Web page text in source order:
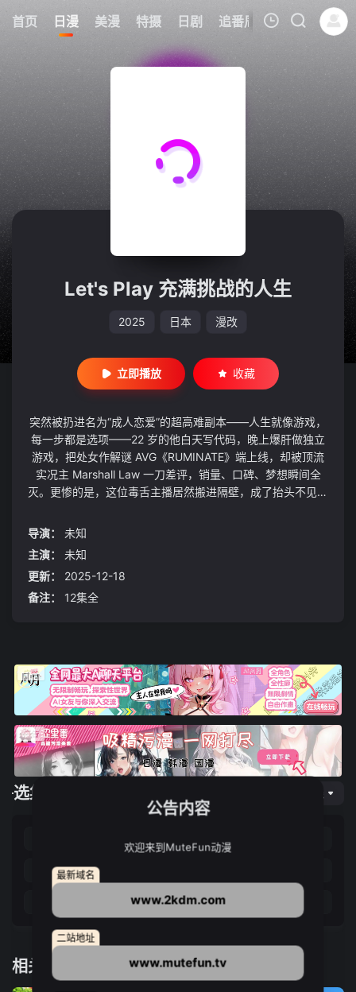
首页 日漫 美漫 特摄 日剧 追番周表 今日更新
6
我的观影记录
暂无观看影片的记录
Let's Play 充满挑战的人生
2025 日本 漫改
立即播放 收藏
突然被扔进名为“成人恋爱”的超高难副本——人生就像游戏，
每一步都是选项——22 岁的他白天写代码，晚上爆肝做独立
游戏，把处女作解谜 AVG《RUMINATE》端上线，却被顶流
实况主 Marshall Law 一刀差评，销量、口碑、梦想瞬间全
灭。更惨的是，这位毒舌主播居然搬进隔壁，成了抬头不见低
k Hudson……因为 Marshall 的出现，Sam 的社交圈开始失控
近，从宕机、红温到心跳加速，一点点拆掉心墙。人生最高难
度隐藏关卡——“恋爱”Sam，能通关吗？
导演：
未知
主演：
未知
更新：
2025-12-18
备注：
12集全
选集播放
第05集
第10集 第11集
相关推荐
公告内容
欢迎来到MuteFun动漫
最新域名
www.2kdm.com
二站地址
www.mutefun.tv